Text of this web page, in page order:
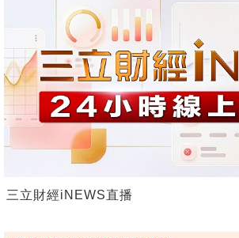
三立財經iNEWS直播